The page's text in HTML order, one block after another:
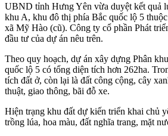
UBND tỉnh Hưng Yên vừa duyệt kết quả
khu A, khu đô thị phía Bắc quốc lộ 5
xã Mỹ Hào (cũ). Công ty cổ phần Phát
đầu tư của dự án nêu trên.
Theo quy hoạch, dự án xây dựng Phân
quốc lộ 5 có tổng diện tích hơn 262ha.
tích đất ở, còn lại là đất công cộng, cây
thuật, giao thông, bãi đỗ xe.
Hiện trạng khu đất dự kiến triển khai chủ
trồng lúa, hoa màu, đất nghĩa trang, mặt